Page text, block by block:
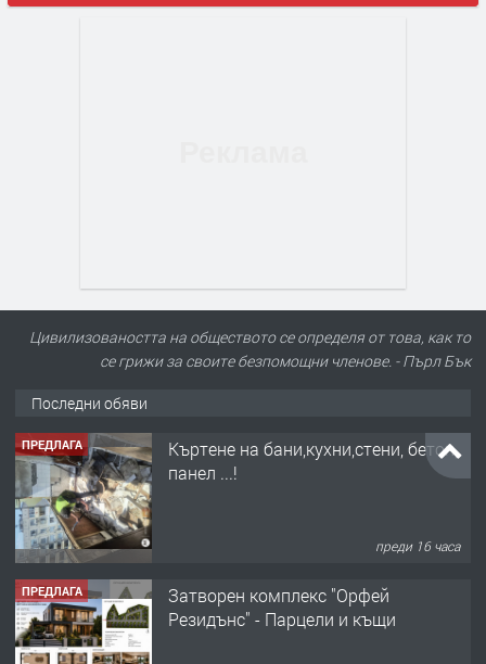
Цивилизоваността на обществото се определя от това, как то
се грижи за своите безпомощни членове. - Пърл Бък
Последни обяви
панел ...!
ПРЕДЛАГА
Резидънс" - Парцели и къщи